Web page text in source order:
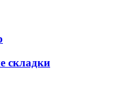
складки